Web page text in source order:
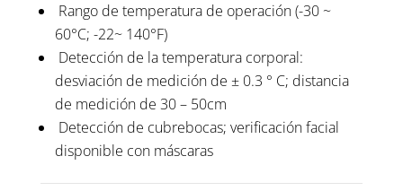
Rango de temperatura de operación (-30 ~
60°C; -22~ 140°F)
Detección de la temperatura corporal:
desviación de medición de ± 0.3 ° C; distancia
de medición de 30 – 50cm
Detección de cubrebocas; verificación facial
disponible con máscaras